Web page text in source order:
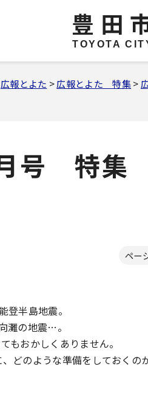
豊田
TOYOTA
広報とよた >広報とよた 特集>
号 特集
ペー
半島地震。
灘の地震…。
もおかしくありません。
どのような準備をしておくのか